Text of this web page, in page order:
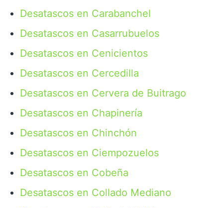
Desatascos en Carabanchel
Desatascos en Casarrubuelos
Desatascos en Cenicientos
Desatascos en Cercedilla
Desatascos en Cervera de Buitrago
Desatascos en Chapinería
Desatascos en Chinchón
Desatascos en Ciempozuelos
Desatascos en Cobeña
Desatascos en Collado Mediano